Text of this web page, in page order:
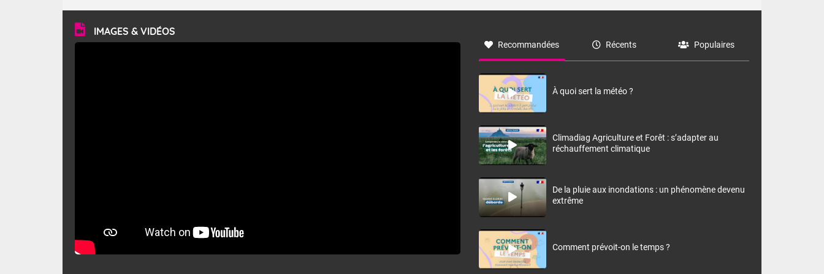
vitesse moyenne de 50 km/h et atteindre 80 à 100 km/h
en rafales, parfois davantage. Il parcourt la basse vallée
du Rhône et la Provence et envahit le littoral
méditerranéen à partir de la Camargue.
à nord-ouest, dans un secteur qui part du Roussillon à la
monts, en allusion aux régions montagneuses d’où
IMAGES & VIDÉOS
Recommandées Récents Populaires
À quoi sert la météo ?
Climadiag Agriculture et Forêt : s’adapter au
réchauffement climatique
De la pluie aux inondations : un phénomène devenu
extrême
Comment prévoit-on le temps ?